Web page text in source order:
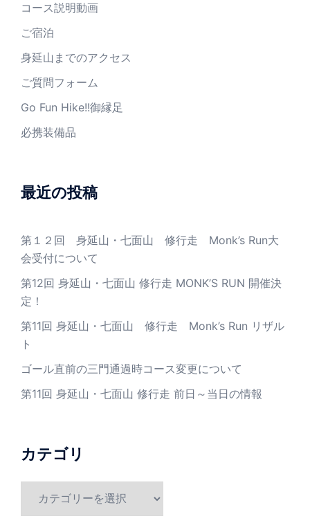
コース説明動画
ご宿泊
身延山までのアクセス
ご質問フォーム
Go Fun Hike!!御縁足
必携装備品
最近の投稿
第１２回 身延山・七面山 修行走 Monk’s Run大
会受付について
第12回 身延山・七面山 修行走 MONK’S RUN 開催決
定！
第11回 身延山・七面山 修行走 Monk’s Run リザル
ト
ゴール直前の三門通過時コース変更について
第11回 身延山・七面山 修行走 前日～当日の情報
カテゴリ